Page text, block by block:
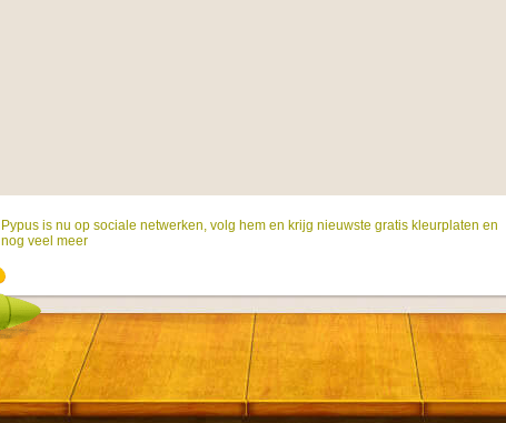
Pypus is nu op sociale netwerken, volg hem en krijg nieuwste gratis kleurplaten en
nog veel meer